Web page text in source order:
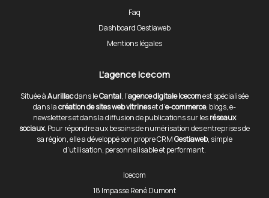
Faq
Dashboard Gestiaweb
Mentions légales
L'agence Icecom
Située àAurillacdans leCantal, l’agence digitale Icecomest spécialisée
dans lacréation de sites web vitrineset d’e-commerce, blogs, e-
newsletters et dans la diffusion de publications sur lesréseaux
sociaux. Pour répondre aux besoins de numérisation des entreprises de
sa région, elle a développé son propre CRMGestiaweb, simple
d’utilisation, personnalisable et performant.
Icecom
18 Impasse René Dumont